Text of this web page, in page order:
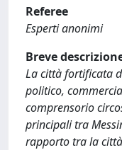
Referee
Esperti anonimi
Breve
La città fortificata
politico,
comprensorio
principali tra
rapporto tra la